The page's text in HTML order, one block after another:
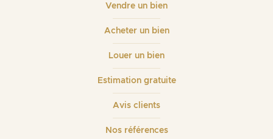
Vendre un bien
Acheter un bien
Louer un bien
Estimation gratuite
Avis clients
Nos références